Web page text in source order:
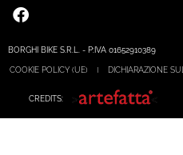
BORGHI BIKE S.R.L. - P:IVA 01652910389
COOKIE POLICY (UE) DICHIARAZIONE
CREDITS: